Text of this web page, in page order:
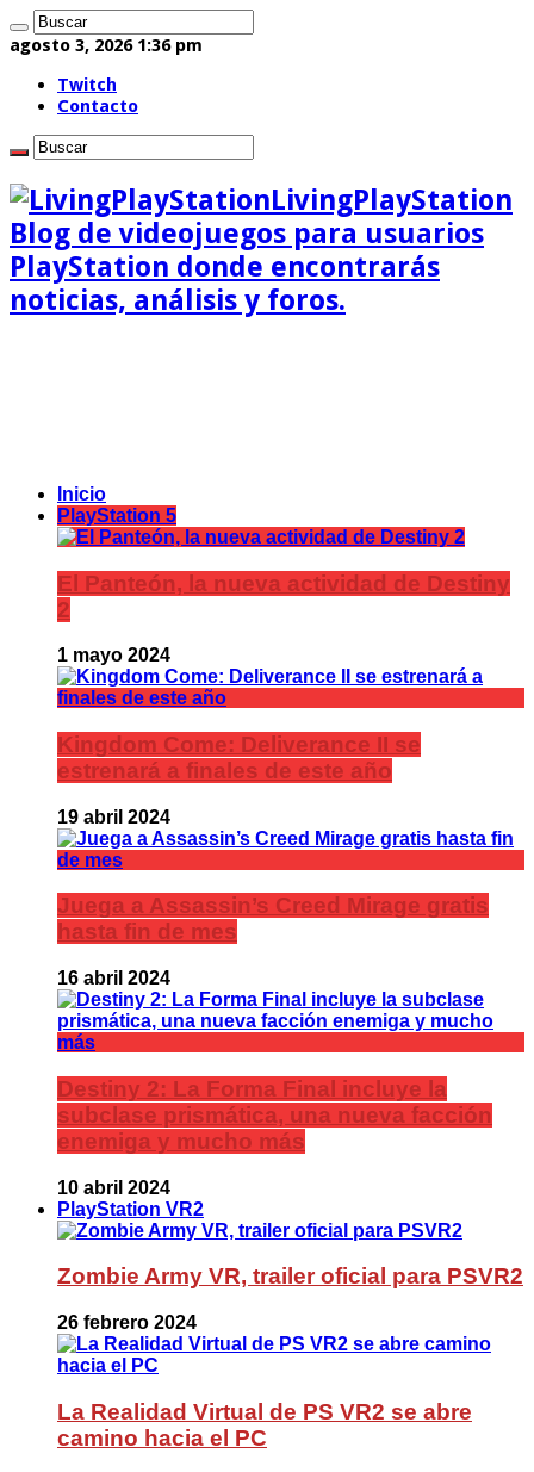
agosto 3, 2026 1:36 pm
Twitch
Contacto
LivingPlayStation
Blog de videojuegos para usuarios
PlayStation donde encontrarás
noticias, análisis y foros.
Inicio
PlayStation 5
El Panteón, la nueva actividad de Destiny
2
1 mayo 2024
Kingdom Come: Deliverance II se
estrenará a finales de este año
19 abril 2024
Juega a Assassin’s Creed Mirage gratis
hasta fin de mes
16 abril 2024
Destiny 2: La Forma Final incluye la
subclase prismática, una nueva facción
enemiga y mucho más
10 abril 2024
PlayStation VR2
Zombie Army VR, trailer oficial para PSVR2
26 febrero 2024
La Realidad Virtual de PS VR2 se abre
camino hacia el PC